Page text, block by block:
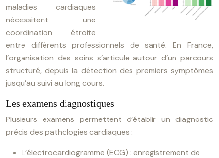
maladies cardiaques
nécessitent une
coordination étroite
entre différents professionnels de santé. En France,
l’organisation des soins s’articule autour d’un parcours
structuré, depuis la détection des premiers symptômes
jusqu’au suivi au long cours.
Les examens diagnostiques
Plusieurs examens permettent d’établir un diagnostic
précis des pathologies cardiaques :
L’électrocardiogramme (ECG) : enregistrement de